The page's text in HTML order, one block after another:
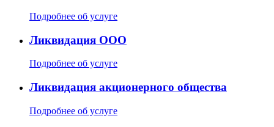
Подробнее об услуге
Ликвидация ООО
Подробнее об услуге
Ликвидация акционерного общества
Подробнее об услуге